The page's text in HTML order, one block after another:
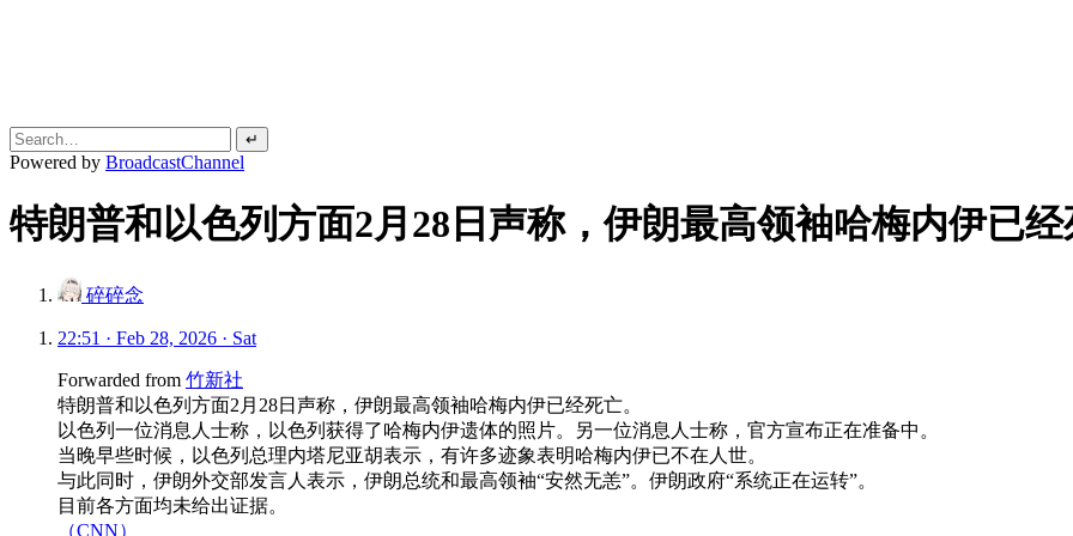
↵
Powered by BroadcastChannel
特朗普和以色列方面2月28日声称，伊朗最高领袖哈梅内伊已
碎碎念
22:51 · Feb 28, 2026 · Sat
Forwarded from 竹新社
特朗普和以色列方面2月28日声称，伊朗最高领袖哈梅内伊已经死亡。
以色列一位消息人士称，以色列获得了哈梅内伊遗体的照片。另一位消息人士称，官方宣布正在准备中。
当晚早些时候，以色列总理内塔尼亚胡表示，有许多迹象表明哈梅内伊已不在人世。
与此同时，伊朗外交部发言人表示，伊朗总统和最高领袖“安然无恙”。伊朗政府“系统正在运转”。
目前各方面均未给出证据。
（CNN）